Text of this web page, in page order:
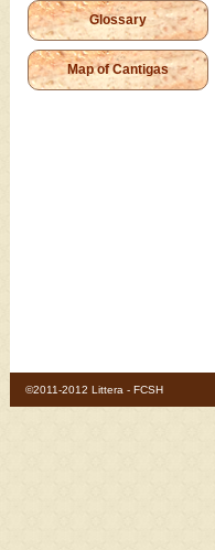
Glossary
Map of Cantigas
©2011-2012 Littera - FCSH